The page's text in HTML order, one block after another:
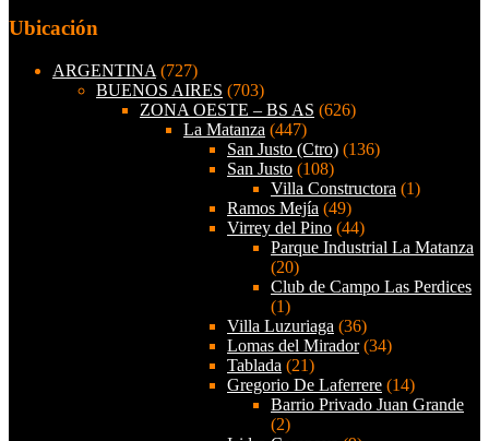
Ubicación
ARGENTINA (727)
BUENOS AIRES (703)
ZONA OESTE – BS AS (626)
La Matanza (447)
San Justo (Ctro) (136)
San Justo (108)
Villa Constructora (1)
Ramos Mejía (49)
Virrey del Pino (44)
Parque Industrial La Matanza
(20)
Club de Campo Las Perdices
(1)
Villa Luzuriaga (36)
Lomas del Mirador(34)
Tablada (21)
Gregorio De Laferrere (14)
Barrio Privado Juan Grande
(2)